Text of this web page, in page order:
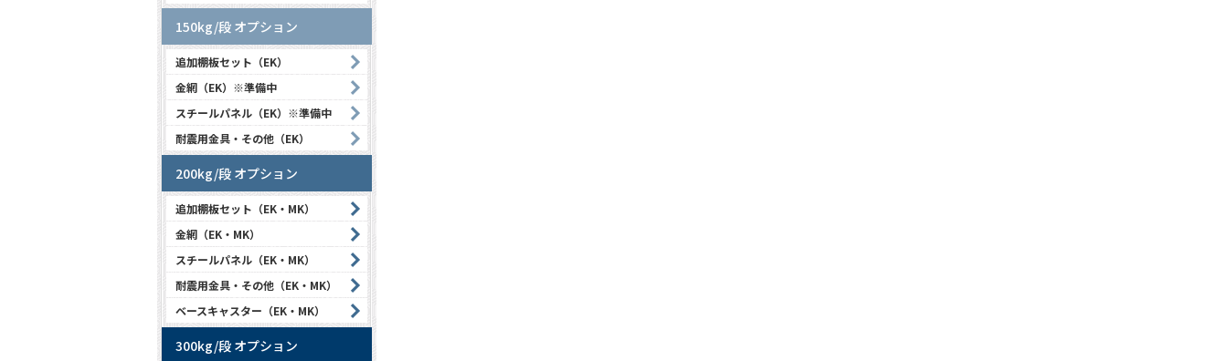
150kg/段 オプション
追加棚板セット（EK）
金網（EK）※準備中
スチールパネル（EK）※準備中
耐震用金具・その他（EK）
200kg/段 オプション
追加棚板セット（EK・MK）
金網（EK・MK）
スチールパネル（EK・MK）
耐震用金具・その他（EK・MK）
ベースキャスター（EK・MK）
300kg/段 オプション